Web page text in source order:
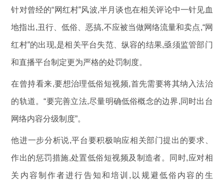
针对曾经的“网红村”风波,半月谈也在相关评论中一针见血
地指出,丑行、低俗、恶搞,不应被当做网络流量和卖点,“网
红村”的出现,是相关平台失范、纵容的结果,亟须监管部门
和直播平台制定更为严格的处罚制度。
在曾持看来,要想治理低俗短视频,首先需要将其纳入法治
的轨道。“要完善立法,尽量明确低俗概念的边界,同时出台
网络内容分级制度”。
他进一步分析说,平台要积极响应相关部门提出的要求、
作出的惩罚措施,处置低俗短视频及制造者。同时,应对相
关内容制作者进行告知和培训,以规避低俗内容的生